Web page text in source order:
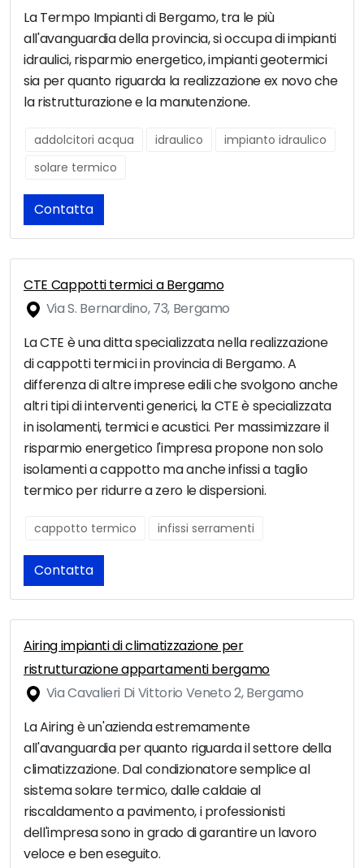
La Termpo Impianti di Bergamo, tra le più
all'avanguardia della provincia, si occupa di impianti
idraulici, risparmio energetico, impianti geotermici
sia per quanto riguarda la realizzazione ex novo che
la ristrutturazione e la manutenzione.
addolcitori acqua idraulico
impianto idraulico
solare termico
Contatta
CTE Cappotti termici a Bergamo
Via S. Bernardino, 73, Bergamo
La CTE è una ditta specializzata nella realizzazione
di cappotti termici in provincia di Bergamo. A
differenza di altre imprese edili che svolgono anche
altri tipi di interventi generici, la CTE è specializzata
in isolamenti, termici e acustici. Per massimizzare il
risparmio energetico l'impresa propone non solo
isolamenti a cappotto ma anche infissi a taglio
termico per ridurre a zero le dispersioni.
cappotto termico infissi serramenti
Contatta
Airing impianti di climatizzazione per
ristrutturazione appartamenti bergamo
Via Cavalieri Di Vittorio Veneto 2, Bergamo
La Airing è un'azienda estremamente
all'avanguardia per quanto riguarda il settore della
climatizzazione. Dal condizionatore semplice al
sistema solare termico, dalle caldaie al
riscaldamento a pavimento, i professionisti
dell'impresa sono in grado di garantire un lavoro
veloce e ben eseguito.